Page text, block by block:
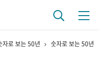
자로 보는 50년 숫자로 보는 50년